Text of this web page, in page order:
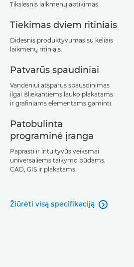
Tikslesnis laikmenų aptikimas.
Tiekimas dviem ritiniais
Didesnis produktyvumas su keliais
laikmenų ritiniais.
Patvarūs spaudiniai
Vandeniui atsparus spausdinimas
ilgai išliekantiems lauko plakatams
ir grafiniams elementams gaminti.
Patobulinta
programinė įranga
Paprasti ir intuityvūs veiksmai
universaliems taikymo būdams,
CAD, GIS ir plakatams.
Žiūrėti visą specifikaciją 